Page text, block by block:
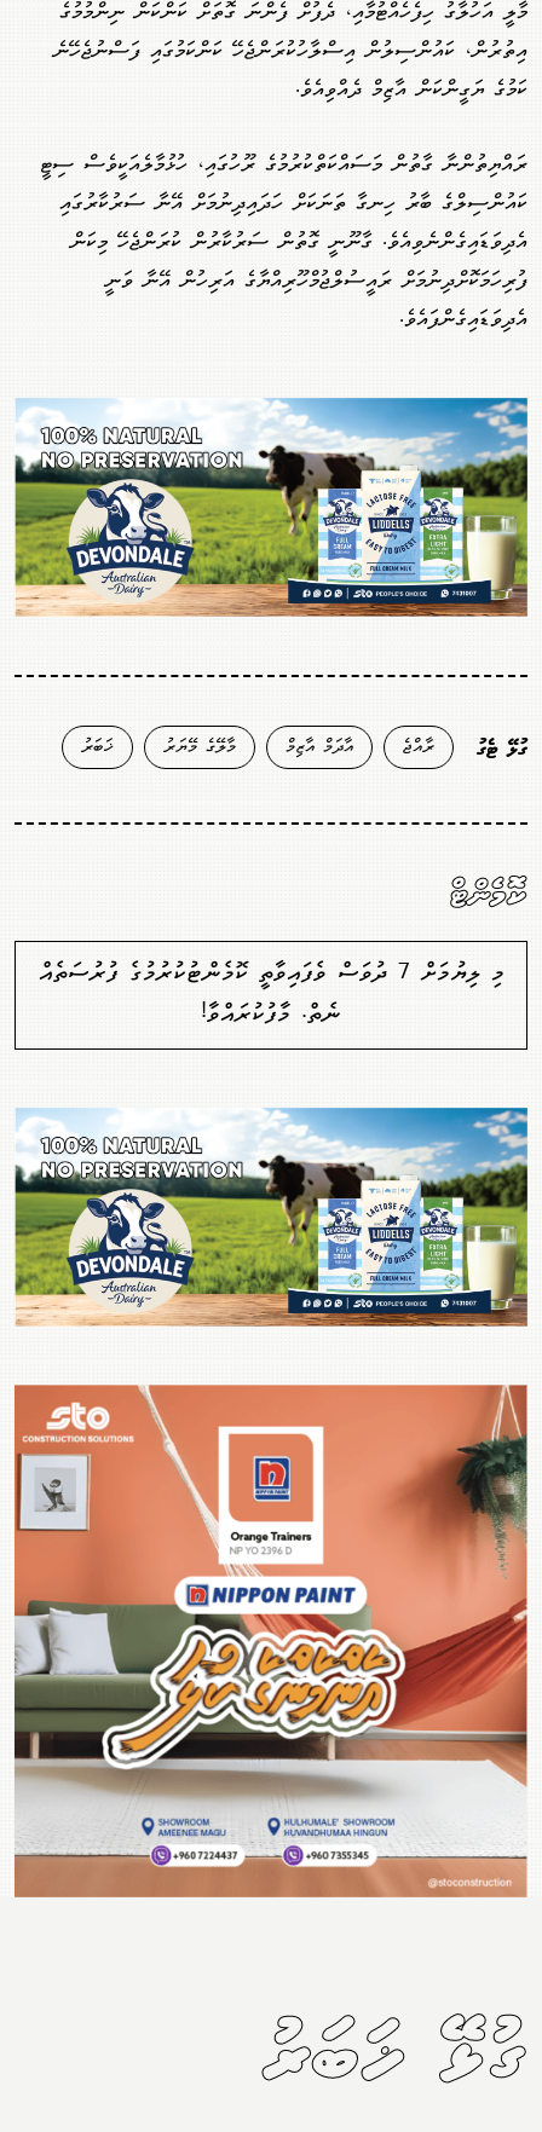
މާލީ އަހުލާގު ހިފެހެއްޓުމާއި، ދެފުށް ފެންނަ ގޮތަށް ކަންކަން ނިންމުމުގެ
އިތުރުން، ކައުންސިލުން އިސްލާހުކުރަންޖެހޭ ކަންކަމުގައި ފަސްނުޖެހޭނެ
ކަމުގެ ޔަގީންކަން އާޒިމް ދެއްވިއެވެ.
ރައްޔިތުންނާ ގާތުން މަސައްކަތްކުރުމުގެ ރޫހުގައި، ހުޅުމާލެއަކީވެސް ސިޓީ
ކައުންސިލްގެ ބާރު ހިނގާ ތަނަކަށް ހަދައިދިނުމަށް އޭނާ ސަރުކާރުގައި
އެދިވަޑައިގެންނެވިއެވެ. ގާނޫނީ ގޮތުން ސަރުކާރުން ކުރަންޖެހޭ މިކަން
ފުރިހަމަކޮށްދިނުމަށް ރައީސުލްޖުމްހޫރިއްޔާގެ އަރިހުން އޭނާ ވަނީ
އެދިވަޑައިގެންފައެވެ.
ގުޅޭ ޓެގު ރާއްޖެ އާދަމް އާޒިމް މާލޭގެ މޭޔަރު ޚަބަރު
ކޮމެންޓް
މި ލިޔުމަށް 7 ދުވަސް ވެފައިވާތީ ކޮމެންޓުކުރުމުގެ ފުރުސަތެއް
ނެތް. މާފުކުރައްވާ!
ގުޅޭ ޚަބަރު